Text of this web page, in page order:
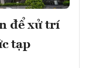
để xử trí
tạp